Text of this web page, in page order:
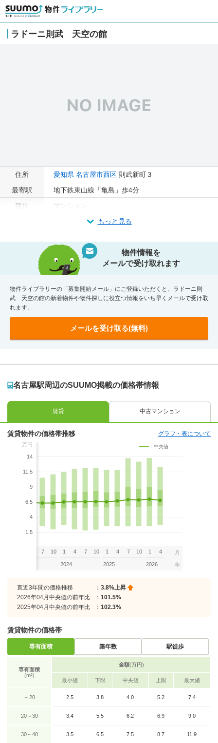
ラドーニ則武 天空の館
住所 愛知県 名古屋市西区 則武新町３
最寄駅
地下鉄東山線「亀島」歩4分
種別
マンション
もっと見る
物件情報を
メールで受け取れます
物件ライブラリーの「募集開始メール」にご登録いただくと、ラドーニ則
武 天空の館の新着物件や物件探しに役立つ情報をいち早くメールで受け取
れます。
メールを受け取る(無料)
名古屋駅周辺のSUUMO掲載の価格帯情報
賃貸 中古マンション
賃貸物件の価格帯推移 グラフ・表について
万円
14
11.5
9
6.5
4
1.5
：中央値
7 10 1 4 7 10
2024
1 4 7 10
2025
1 4
2026
月
年
直近3年間の価格推移 ： 3.8%上昇
2026年04月中央値の前年比
： 101.5%
2025年04月中央値の前年比
： 102.3%
賃貸物件の価格帯
専有面積 築年数 駅徒歩
専有面積
(m²)
金額(万円)
最小値 下限 中央値 上限 最大値
～20 2.5 3.8 4.0 5.2 7.4
20～30 3.4 5.5 6.2 6.9 9.0
30～40 3.5 6.5 7.5 8.7 11.9